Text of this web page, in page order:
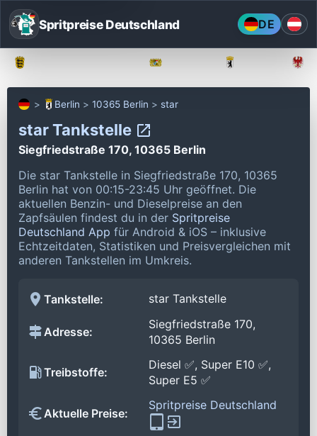
Spritpreise Deutschland DE
Berlin 10365 Berlin star
star Tankstelle
Siegfriedstraße 170, 10365 Berlin
Die star Tankstelle in Siegfriedstraße 170, 10365
Berlin hat von 00:15-23:45 Uhr geöffnet. Die
aktuellen Benzin- und Dieselpreise an den
Zapfsäulen findest du in der Spritpreise
Deutschland App für Android & iOS – inklusive
Echtzeitdaten, Statistiken und Preisvergleichen mit
anderen Tankstellen im Umkreis.
Tankstelle: star Tankstelle
Adresse:
Siegfriedstraße 170,
10365 Berlin
Treibstoffe:
Diesel ✅, Super E10 ✅,
Super E5 ✅
Aktuelle Preise:
Spritpreise Deutschland